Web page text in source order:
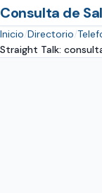
Consulta de
Inicio Directorio
Straight Talk: